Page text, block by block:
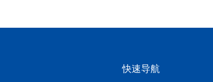
快速导航